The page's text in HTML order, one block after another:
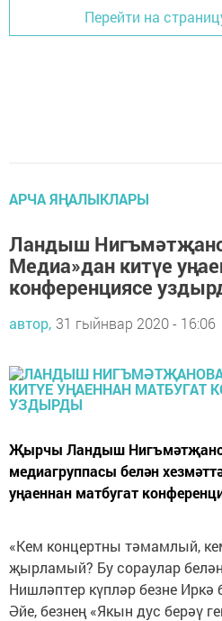
Перейти на
АРЧА ЯҢАЛЫКЛАРЫ
Ландыш
Медиа»дан китүе
конференциясе
автор, 31 гыйнвар 2020 - 16:06
Җырчы Ландыш
медиагруппасы белән
уңаеннан матбугат
«Кем концертны тәмамлый,
җырламый? Бу сораулар
Нишләптер күпләр безне Иркә
Әйе, безнең «Якын дус берәү